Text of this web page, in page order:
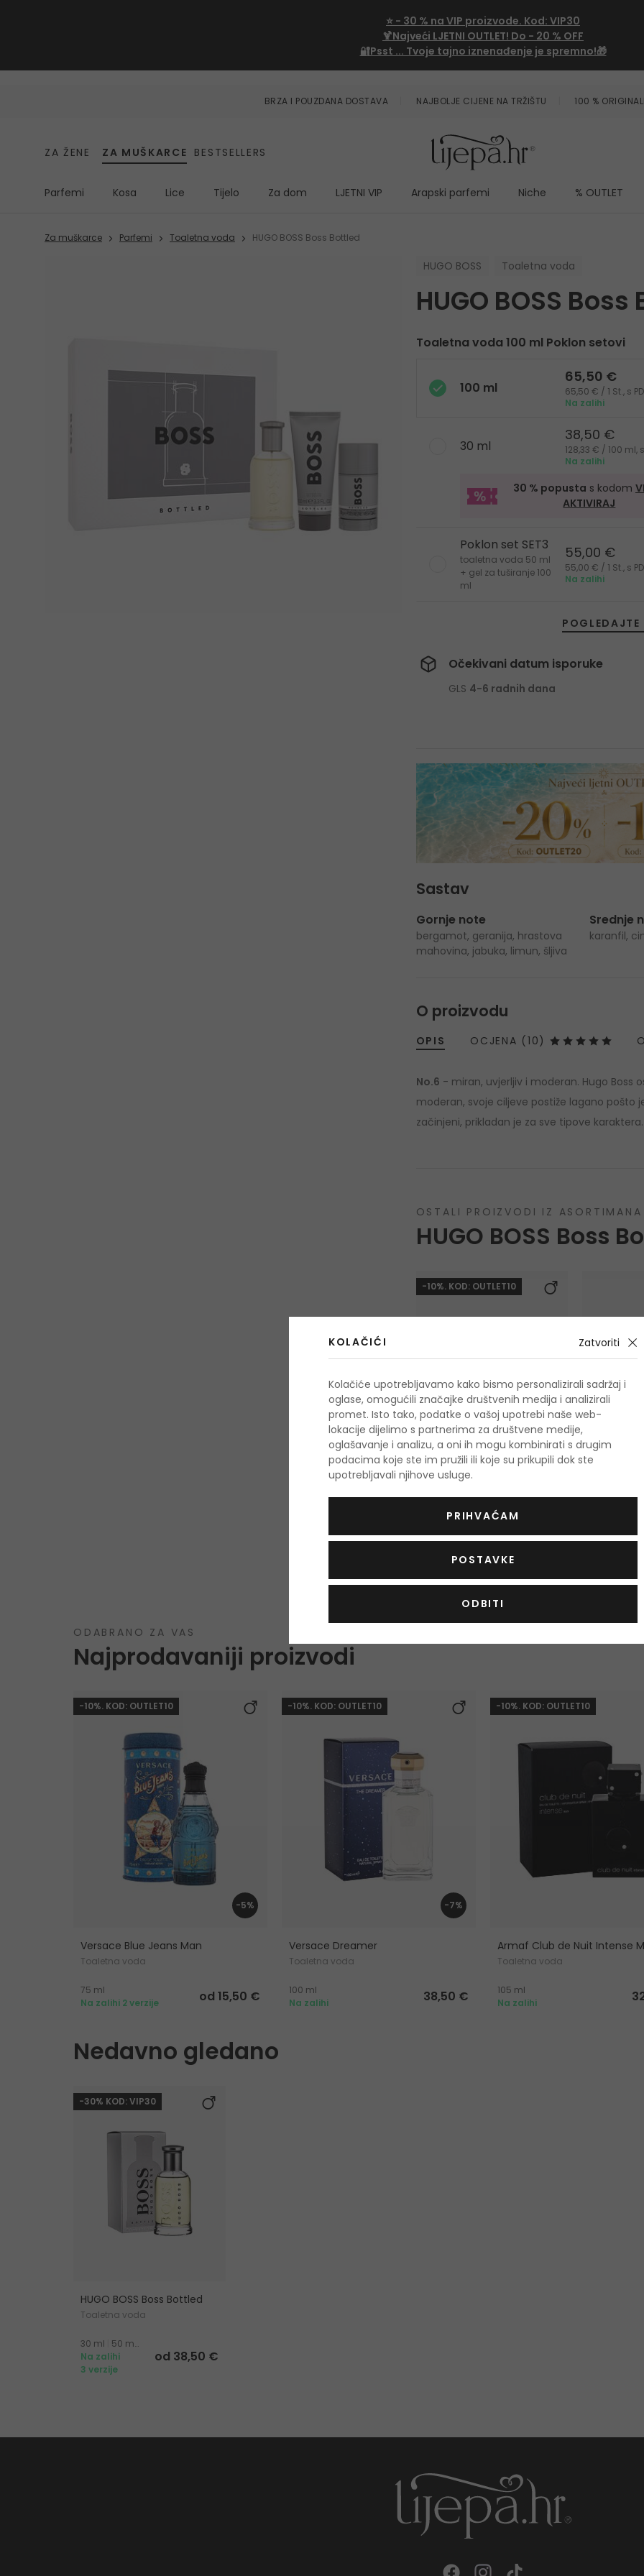
⭐ - 30 % na VIP proizvode. Kod: VIP30
🍹Najveći LJETNI OUTLET! Do - 20 % OFF
🔐Psst ... Tvoje tajno iznenađenje je spremno!🎁
BRZA I POUZDANA DOSTAVA NAJBOLJE CIJENE NA TRŽIŠTU 100 %
ZA ŽENE ZA MUŠKARCE BESTSELLERS
Parfemi Kosa Lice Tijelo Za dom LJETNI VIP Arapski parfemi Niche % OUTLET
Za muškarce Parfemi Toaletna voda HUGO BOSS Boss Bottled
HUGO BOSS Toaletna voda
HUGO BOSS
Toaletna voda 100 ml Poklon setovi
100 ml
65,50 €
65,50 € / 1 St., s
Na zalihi
30 ml
38,50 €
128,33 € / 100 ml,
Na zalihi
30 % popusta s kodom
AKTIVIRAJ
Poklon set SET3
toaletna voda 50 ml
+ gel za tuširanje 100
ml
55,00 €
55,00 € / 1 St., s
Na zalihi
POGLEDAJTE
Očekivani datum isporuke
GLS 4-6 radnih dana
Sastav
Gornje note
bergamot, geranija, hrastova
mahovina, jabuka, limun, šljiva
Srednje
karanfil,
O proizvodu
OPIS
No.6 - miran, uvjerljiv i moderan. Hugo Boss
moderan, svoje ciljeve postiže lagano pošto
začinjeni, prikladan je za sve tipove karaktera.
OCJENA (10)
OSTALI PROIZVODI IZ ASORTIMANA
HUGO BOSS Boss
-10%. KOD: OUTLET10
-6%
HUGO BOSS Boss Bottled
Dezodorans
Na zalihi
14,00 €
HUGO
Vodica
Na zalihi
ODABRANO ZA VAS
Najprodavaniji proizvodi
-10%. KOD: OUTLET10
-5%
Versace Blue Jeans Man
Toaletna voda
75 ml
Na zalihi 2 verzije
od 15,50 €
-10%. KOD: OUTLET10
-7%
Versace Dreamer
Toaletna voda
100 ml
Na zalihi
38,50 €
-10%. KOD: OUTLET10
Armaf Club de Nuit Intense
Toaletna voda
105 ml
Na zalihi
Nedavno gledano
-30% KOD: VIP30
HUGO BOSS Boss Bottled
Toaletna voda
30 ml 50 ml |
Na zalihi
3 verzije
od 38,50 €
KOLAČIĆI Zatvoriti
Kolačiće upotrebljavamo kako bismo personalizirali sadržaj i
oglase, omogućili značajke društvenih medija i analizirali
promet. Isto tako, podatke o vašoj upotrebi naše web-
lokacije dijelimo s partnerima za društvene medije,
oglašavanje i analizu, a oni ih mogu kombinirati s drugim
podacima koje ste im pružili ili koje su prikupili dok ste
upotrebljavali njihove usluge.
PRIHVAĆAM
POSTAVKE
ODBITI